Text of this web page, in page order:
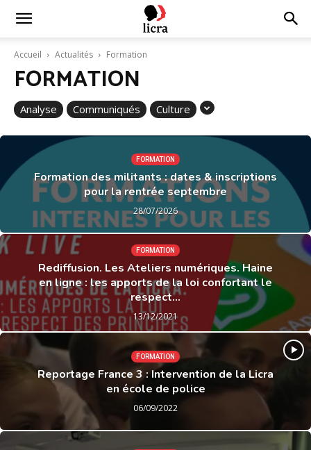
Licra
Antiraciste
depuis
1927
Accueil Actualités Formation
FORMATION
Analyse Communiqués Culture
FORMATION
Formation des militants : dates & inscriptions
pour la rentrée septembre
28/07/2026
FORMATION
Rediffusion. Les Ateliers numériques. Haine
en ligne : les apports de la loi confortant le
respect...
13/12/2021
FORMATION
Reportage France 3 : Intervention de la Licra
en école de police
06/09/2022